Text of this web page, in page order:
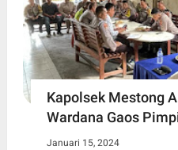
Kapolsek Mestong
Wardana Gaos
Januari 15, 2024